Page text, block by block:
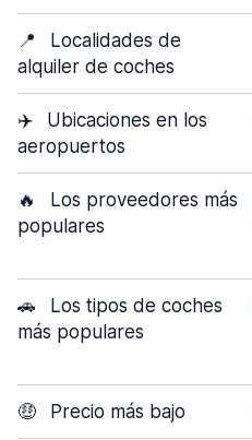
📍
Localidades de
alquiler de coches
✈️
Ubicaciones en los
aeropuertos
🔥
Los proveedores más
populares
🚗
Los tipos de coches
más populares
🤑 Precio más bajo